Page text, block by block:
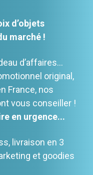
d’objets
marché !
d’affaires…
original,
France, nos
vous conseiller !
en urgence...
livraison en 3
et goodies